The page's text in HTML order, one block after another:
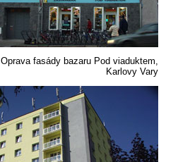
Oprava fasády bazaru Pod viaduktem,
Karlovy Vary